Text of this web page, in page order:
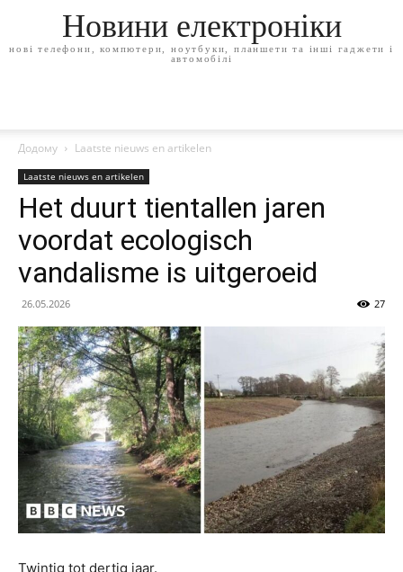
Новини електроніки
нові телефони, компютери, ноутбуки, планшети та інші гаджети і
автомобілі
Додому Laatste nieuws en artikelen
Laatste nieuws en artikelen
Het duurt tientallen jaren
voordat ecologisch
vandalisme is uitgeroeid
26.05.2026 27
Twintig tot dertig jaar.